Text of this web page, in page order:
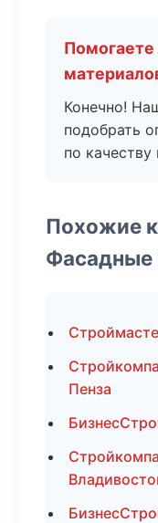
Конечно!
подобрать
по качеству
Похожие
Фасадные
Пенза